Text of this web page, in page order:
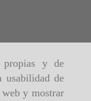
y de
usabilidad de
y mostrar